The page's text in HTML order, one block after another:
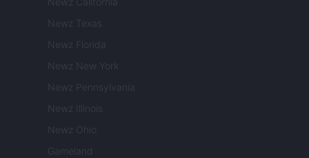
Newz Texas
Newz Florida
Newz New York
Newz Pennsylvania
Newz Illinois
Newz Ohio
Gameland